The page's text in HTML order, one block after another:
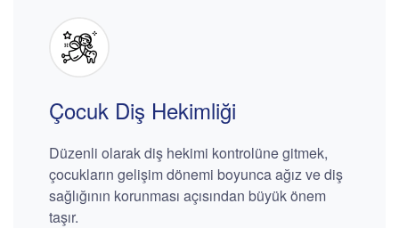
Çocuk Diş Hekimliği
Düzenli olarak diş hekimi kontrolüne gitmek,
çocukların gelişim dönemi boyunca ağız ve diş
sağlığının korunması açısından büyük önem
taşır.